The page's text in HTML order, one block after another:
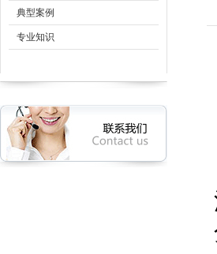
关于规范合肥市装配式建
关于开展安徽省2018年度
住房城乡建设部办公厅关
关于全省建筑施工安全质
典型案例
专业知识